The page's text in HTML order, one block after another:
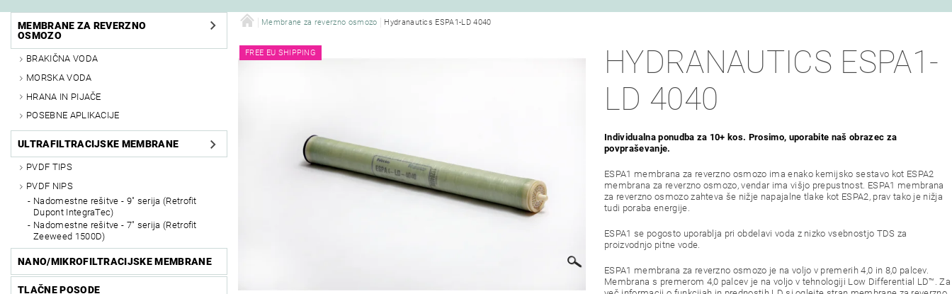
TERMS AND CONDITIONS CONTACTS PILOT TESTING UNITS
MEMBRANE ZA REVERZNO
OSMOZO
BRAKIČNA VODA
MORSKA VODA
HRANA IN PIJAČE
POSEBNE APLIKACIJE
ULTRAFILTRACIJSKE MEMBRANE
PVDF TIPS
PVDF NIPS
Nadomestne rešitve - 9" serija (Retrofit
Dupont IntegraTec)
Nadomestne rešitve - 7" serija (Retrofit
Zeeweed 1500D)
NANO/MIKROFILTRACIJSKE MEMBRANE
TLAČNE POSODE
Membrane za reverzno osmozo Hydranautics ESPA1-LD 4040
FREE EU SHIPPING
HYDRANAUTICS ESPA1-
LD 4040
Individualna ponudba za 10+ kos. Prosimo, uporabite naš obrazec za
povpraševanje.
ESPA1 membrana za reverzno osmozo ima enako kemijsko sestavo kot ESPA2
membrana za reverzno osmozo, vendar ima višjo prepustnost. ESPA1 membrana
za reverzno osmozo zahteva še nižje napajalne tlake kot ESPA2, prav tako je nižja
tudi poraba energije.
ESPA1 se pogosto uporablja pri obdelavi voda z nizko vsebnostjo TDS za
proizvodnjo pitne vode.
ESPA1 membrana za reverzno osmozo je na voljo v premerih 4,0 in 8,0 palcev.
Membrana s premerom 4,0 palcev je na voljo v tehnologiji Low Differential LD™. Za